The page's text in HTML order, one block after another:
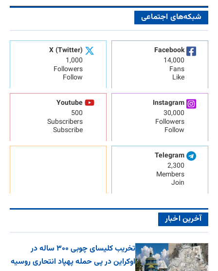
شبکه‌های اجتماعی
Facebook
14,000
Fans
Like
X (Twitter)
1,000
Followers
Follow
Instagram
30,000
Followers
Follow
Youtube
500
Subscribers
Subscribe
Telegram
2,300
Members
Join
آخرین اخبار
تخریب کلیسای چوبی ۳۰۰ ساله در
اوکراین در پی حمله پهپاد انتحاری روسیه